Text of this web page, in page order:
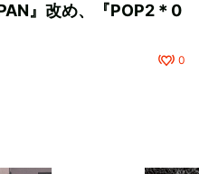
』改め、『POP2＊0
0